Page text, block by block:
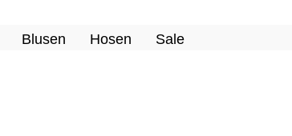
Blusen Hosen Sale